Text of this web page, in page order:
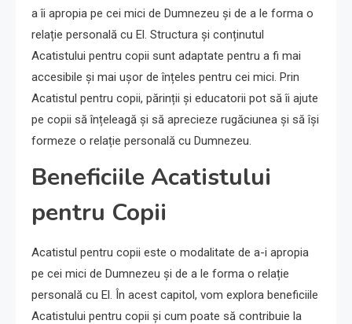
a îi apropia pe cei mici de Dumnezeu și de a le forma o
relație personală cu El. Structura și conținutul
Acatistului pentru copii sunt adaptate pentru a fi mai
accesibile și mai ușor de înțeles pentru cei mici. Prin
Acatistul pentru copii, părinții și educatorii pot să îi ajute
pe copii să înțeleagă și să aprecieze rugăciunea și să își
formeze o relație personală cu Dumnezeu.
Beneficiile Acatistului
pentru Copii
Acatistul pentru copii este o modalitate de a-i apropia
pe cei mici de Dumnezeu și de a le forma o relație
personală cu El. În acest capitol, vom explora beneficiile
Acatistului pentru copii și cum poate să contribuie la